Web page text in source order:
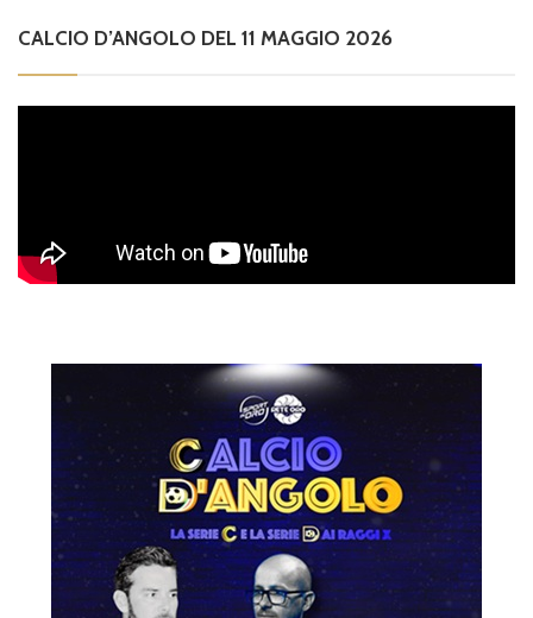
CALCIO D’ANGOLO DEL 11 MAGGIO 2026